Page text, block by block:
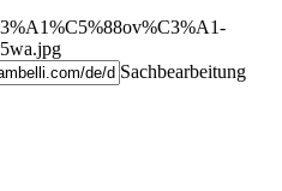
Sachbearbeitung